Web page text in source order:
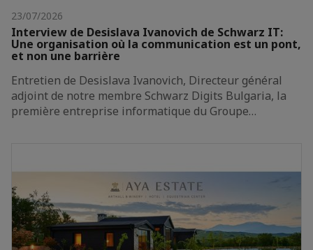
23/07/2026
Interview de Desislava Ivanovich de Schwarz IT:
Une organisation où la communication est un pont,
et non une barrière
Entretien de Desislava Ivanovich, Directeur général
adjoint de notre membre Schwarz Digits Bulgaria, la
première entreprise informatique du Groupe…